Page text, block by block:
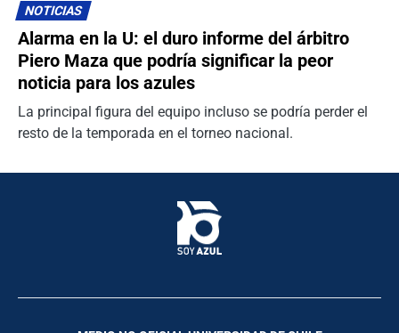
NOTICIAS
Alarma en la U: el duro informe del árbitro
Piero Maza que podría significar la peor
noticia para los azules
La principal figura del equipo incluso se podría perder el
resto de la temporada en el torneo nacional.